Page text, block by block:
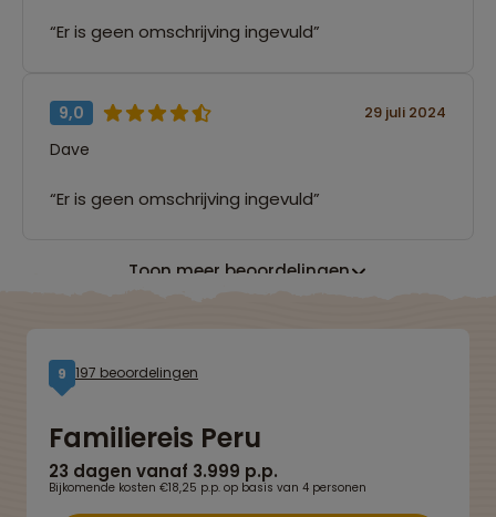
“Er is geen omschrijving ingevuld”
9,0 29 juli 2024
Dave
“Er is geen omschrijving ingevuld”
Toon meer beoordelingen
9 197 beoordelingen
Familiereis Peru
23 dagen vanaf 3.999 p.p.
Bijkomende kosten €18,25 p.p. op basis van 4 personen